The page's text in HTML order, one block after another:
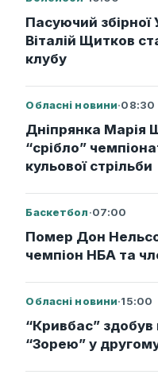
Пасуючий збірної
Віталій Щитков
клубу
Обласні новини·08:30
Дніпрянка Марія
“срібло”
кульової стрільби
Баскетбол·07:00
Помер Дон
чемпіон НБА та
Обласні новини·15:00
“Кривбас”
“Зорею” у